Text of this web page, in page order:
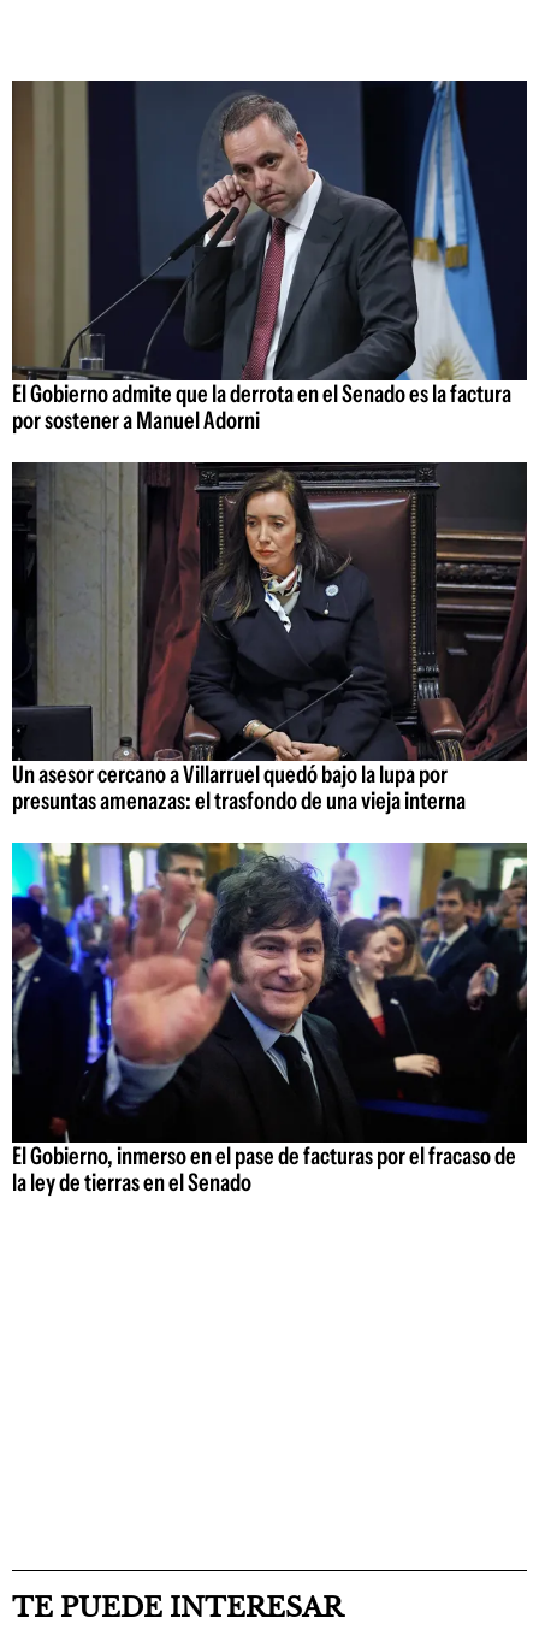
El Gobierno admite que la derrota en el Senado es la factura
por sostener a Manuel Adorni
Un asesor cercano a Villarruel quedó bajo la lupa por
presuntas amenazas: el trasfondo de una vieja interna
El Gobierno, inmerso en el pase de facturas por el fracaso de
la ley de tierras en el Senado
TE PUEDE INTERESAR